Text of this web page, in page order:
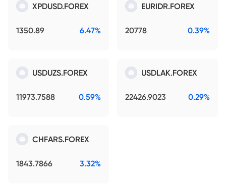
XPDUSD.FOREX
1350.89 6.47%
EURIDR.FOREX
20778 0.39%
USDUZS.FOREX
11973.7588 0.59%
USDLAK.FOREX
22426.9023 0.29%
CHFARS.FOREX
1843.7866 3.32%